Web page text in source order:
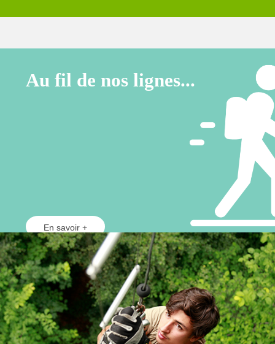
Au fil de nos lignes...
En savoir +